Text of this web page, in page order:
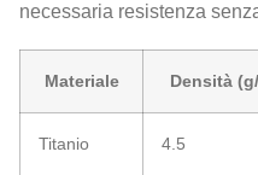
necessaria resistenza
Materiale Densità
Titanio 4.5